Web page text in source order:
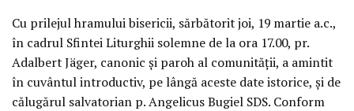
Cu prilejul hramului bisericii, sărbătorit joi, 19 martie a.c.,
în cadrul Sfintei Liturghii solemne de la ora 17.00, pr.
Adalbert Jäger, canonic și paroh al comunității, a amintit
în cuvântul introductiv, pe lângă aceste date istorice, și de
călugărul salvatorian p. Angelicus Bugiel SDS. Conform